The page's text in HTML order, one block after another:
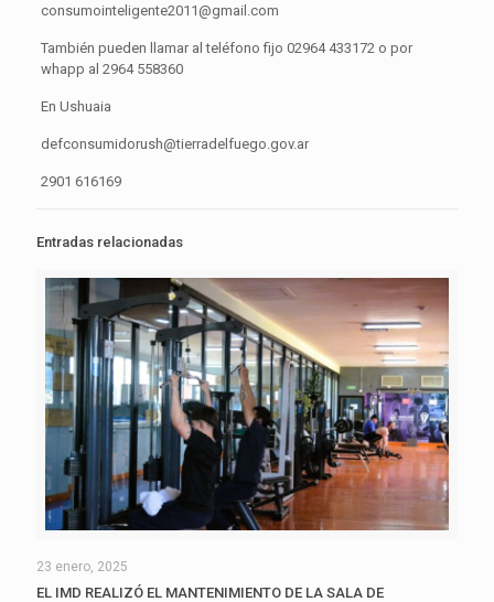
consumointeligente2011@gmail.com
También pueden llamar al teléfono fijo 02964 433172 o por
whapp al 2964 558360
En Ushuaia
defconsumidorush@tierradelfuego.gov.ar
2901 616169
Entradas relacionadas
23 enero, 2025
EL IMD REALIZÓ EL MANTENIMIENTO DE LA SALA DE